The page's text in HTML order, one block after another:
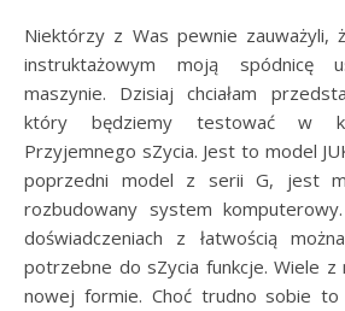
Niektórzy z Was pewnie zauważyli, że w ostatnim filmie
instruktażowym moją spódnicę
maszynie. Dzisiaj chciałam
który będziemy testować w
Przyjemnego sZycia. Jest to model
poprzedni model z serii G, jest
rozbudowany system
doświadczeniach z łatwością
potrzebne do sZycia funkcje. Wiele
nowej formie. Choć trudno sobie to